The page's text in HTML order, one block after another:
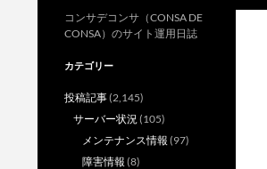
コンサデコンサ（CONSA DE
CONSA）のサイト運用日誌
カテゴリー
投稿記事(2,145)
サーバー状況(105)
メンテナンス情報 (97)
障害情報 (8)